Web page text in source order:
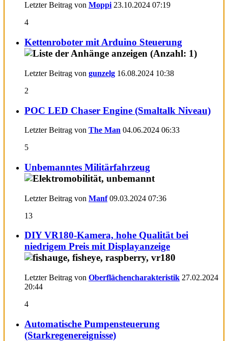
Letzter Beitrag von Moppi 23.10.2024 07:19
4
Kettenroboter mit Arduino Steuerung
Letzter Beitrag von gunzelg 16.08.2024 10:38
2
POC LED Chaser Engine (Smaltalk Niveau)
Letzter Beitrag von The Man 04.06.2024 06:33
5
Unbemanntes Militärfahrzeug
Letzter Beitrag von Manf09.03.2024 07:36
13
DIY VR180-Kamera, hohe Qualität bei
niedrigem Preis mit Displayanzeige
Letzter Beitrag von Oberflächencharakteristik 27.02.2024
20:44
4
Automatische Pumpensteuerung
(Starkregenereignisse)